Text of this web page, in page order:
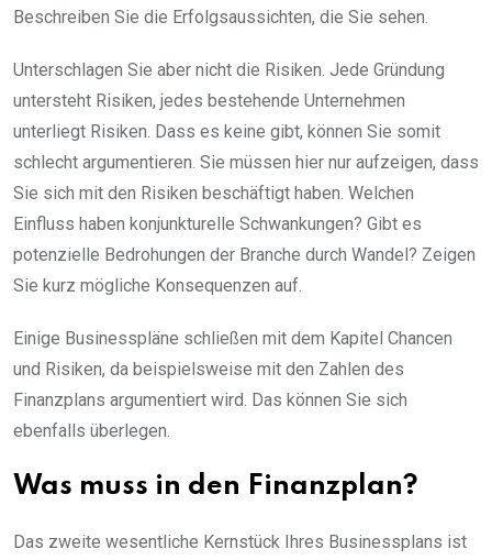
Beschreiben Sie die Erfolgsaussichten, die Sie sehen.
Unterschlagen Sie aber nicht die Risiken. Jede Gründung
untersteht Risiken, jedes bestehende Unternehmen
unterliegt Risiken. Dass es keine gibt, können Sie somit
schlecht argumentieren. Sie müssen hier nur aufzeigen, dass
Sie sich mit den Risiken beschäftigt haben. Welchen
Einfluss haben konjunkturelle Schwankungen? Gibt es
potenzielle Bedrohungen der Branche durch Wandel? Zeigen
Sie kurz mögliche Konsequenzen auf.
Einige Businesspläne schließen mit dem Kapitel Chancen
und Risiken, da beispielsweise mit den Zahlen des
Finanzplans argumentiert wird. Das können Sie sich
ebenfalls überlegen.
Was muss in den Finanzplan?
Das zweite wesentliche Kernstück Ihres Businessplans ist